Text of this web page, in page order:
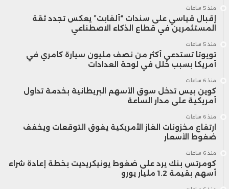
منذ 5 ساعات
إقبال قياسي على سندات “ألفابت” يعكس تجدد ثقة
المستثمرين في قطاع الذكاء الاصطناعي
منذ 5 ساعات
تويوتا تستدعي أكثر من نصف مليون سيارة كامري في
أمريكا بسبب خلل في لوحة العدادات
منذ 6 ساعات
كوين بيس تدخل سوق الأسهم البريطانية بخدمة تداول
أمريكية على مدار الساعة
منذ 6 ساعات
ارتفاع مخزونات الغاز الأمريكية يفوق التوقعات ويخفف
ضغوط الأسعار
منذ 6 ساعات
كومرتس بنك يرد على ضغوط يونيكريديت بخطة إعادة شراء
أسهم بقيمة 1.2 مليار يورو